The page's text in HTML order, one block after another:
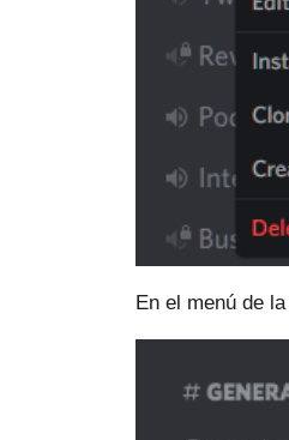
En el menú de